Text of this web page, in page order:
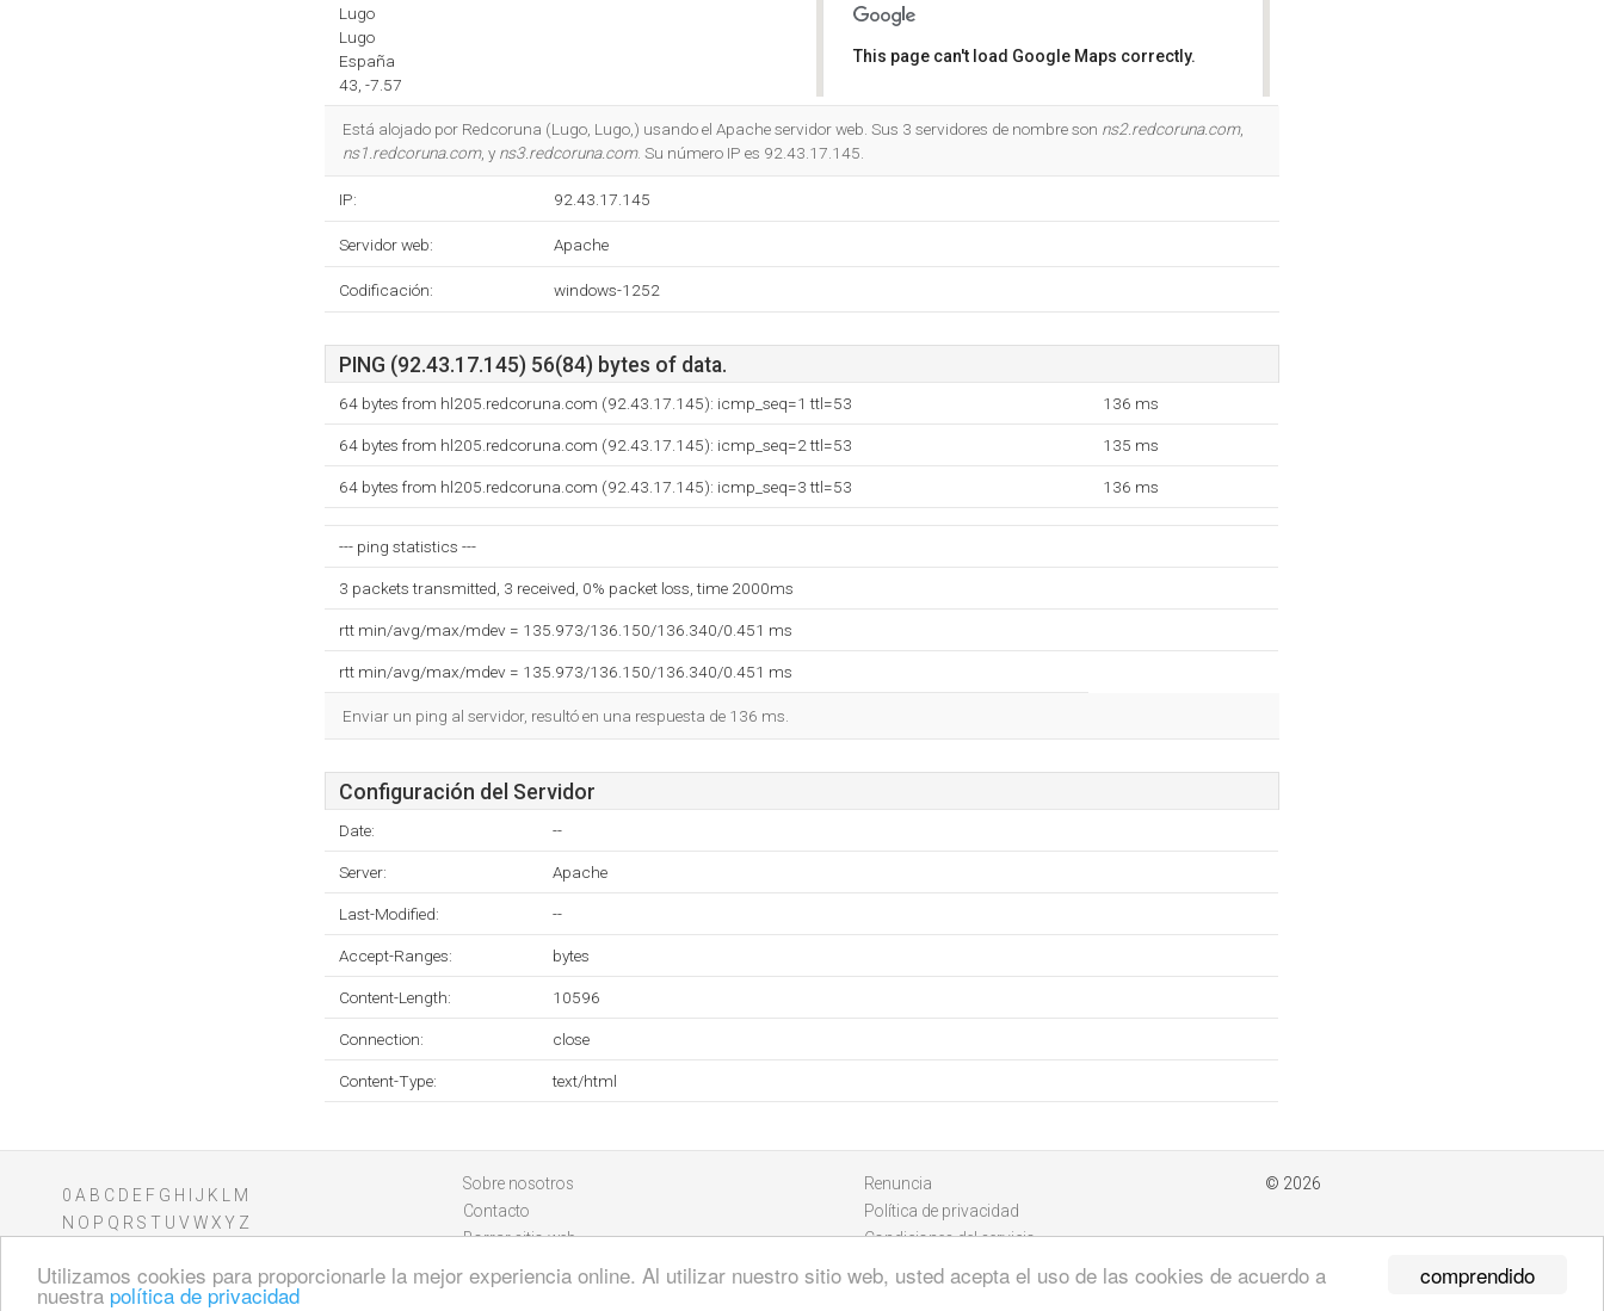
comprendido
Utilizamos cookies para proporcionarle la mejor experiencia online. Al utilizar nuestro sitio web, usted acepta el uso de las cookies de acuerdo a
nuestra política de privacidad
Lugo
Lugo
España
43, -7.57
This page can't load Google Maps correctly.
Está alojado por Redcoruna (Lugo, Lugo,) usando el Apache servidor web. Sus 3 servidores de nombre son ns2.redcoruna.com,
ns1.redcoruna.com, y ns3.redcoruna.com. Su número IP es 92.43.17.145.
IP: 92.43.17.145
Servidor web: Apache
Codificación: windows-1252
PING (92.43.17.145) 56(84) bytes of data.
64 bytes from hl205.redcoruna.com (92.43.17.145): icmp_seq=1 ttl=53 136 ms
64 bytes from hl205.redcoruna.com (92.43.17.145): icmp_seq=2 ttl=53 135 ms
64 bytes from hl205.redcoruna.com (92.43.17.145): icmp_seq=3 ttl=53 136 ms
--- ping statistics ---
3 packets transmitted, 3 received, 0% packet loss, time 2000ms
rtt min/avg/max/mdev = 135.973/136.150/136.340/0.451 ms
rtt min/avg/max/mdev = 135.973/136.150/136.340/0.451 ms
Enviar un ping al servidor, resultó en una respuesta de 136 ms.
Configuración del Servidor
Date: --
Server: Apache
Last-Modified: --
Accept-Ranges: bytes
Content-Length: 10596
Connection: close
Content-Type: text/html
0 A B C D E F G H J K
M
N O P Q R S T U V WXY Z
Sobre nosotros
Contacto
Borrar sitio web
Renuncia
Política de privacidad
Condiciones del servicio
© 2026